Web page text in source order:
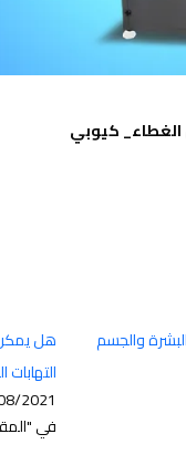
كيوبي
والجسم
هل
2021
في